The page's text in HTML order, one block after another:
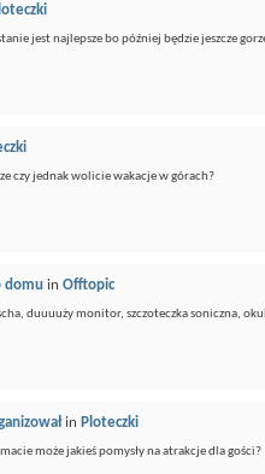
jest najlepsze bo później będzie jeszcze
czy jednak wolicie wakacje w górach?
domu in Offtopic
duuuuży monitor, szczoteczka soniczna,
in Ploteczki
może jakieś pomysły na atrakcje dla gości?